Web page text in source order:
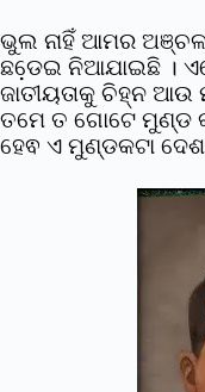
ଭୁଲ ନାହିଁ ଆମର
ଛଡେ଼ଇ ନିଆଯାଇଛି ।
ଜାତୀୟତାକୁ ଚିହ୍ନ ଆଉ
ତମେ ତ ଗୋଟେ ମୁଣ୍ଡ
ହେଵ ଏ ମୁଣ୍ଡକଟା